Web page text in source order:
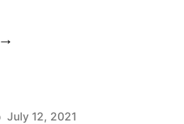
July 12, 2021